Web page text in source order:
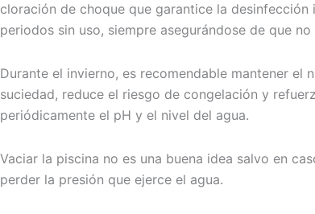
cloración de choque que garantice la
periodos sin uso, siempre asegurándose de que
Durante el invierno, es recomendable mantener
suciedad, reduce el riesgo de congelación y
periódicamente el pH y el nivel del agua.
Vaciar la piscina no es una buena idea salvo en
perder la presión que ejerce el agua.